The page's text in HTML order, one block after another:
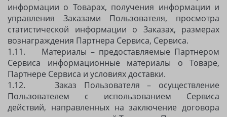
информации о Товарах, получения информации и
управления Заказами Пользователя, просмотра
статистической информации о Заказах, размерах
вознаграждения Партнера Сервиса, Сервиса.
1.11. Материалы – предоставляемые Партнером
Сервиса информационные материалы о Товаре,
Партнере Сервиса и условиях доставки.
1.12. Заказ Пользователя – осуществление
Пользователем с использованием Сервиса
действий, направленных на заключение договора